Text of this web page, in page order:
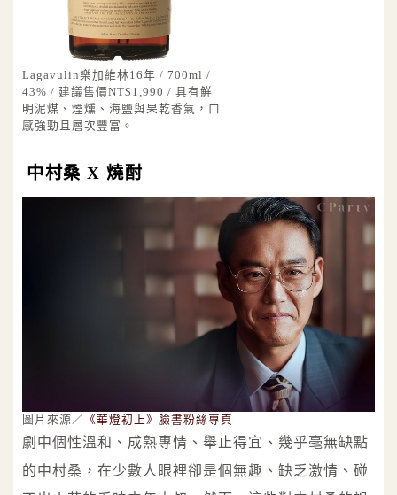
Lagavulin樂加維林16年 / 700ml /
43% / 建議售價NT$1,990 / 具有鮮
明泥煤、煙燻、海鹽與果乾香氣，口
感強勁且層次豐富。
中村桑 X 燒酎
圖片來源／ 《華燈初上》臉書粉絲專頁
劇中個性溫和、成熟專情、舉止得宜、幾乎毫無缺點
的中村桑，在少數人眼裡卻是個無趣、缺乏激情、碰